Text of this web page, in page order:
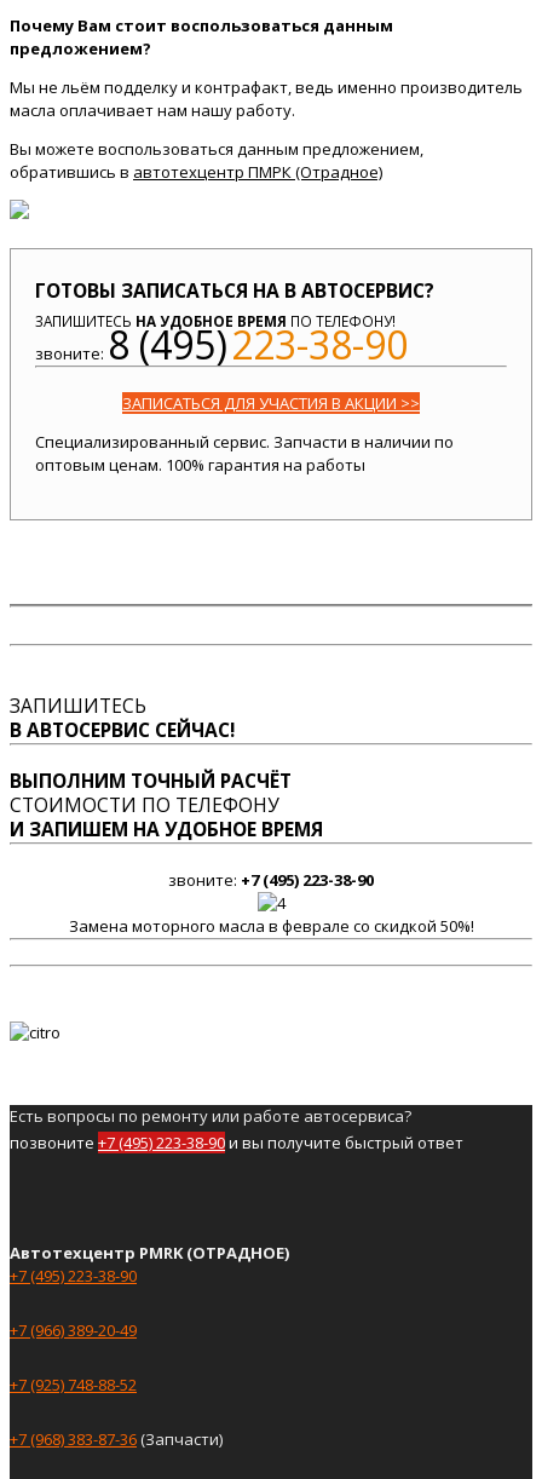
Почему Вам стоит воспользоваться данным
предложением?
Мы не льём подделку и контрафакт, ведь именно производитель
масла оплачивает нам нашу работу.
Вы можете воспользоваться данным предложением,
обратившись в автотехцентр ПМРК (Отрадное)
ГОТОВЫ ЗАПИСАТЬСЯ НА В АВТОСЕРВИС?
ЗАПИШИТЕСЬ НА УДОБНОЕ ВРЕМЯ ПО ТЕЛЕФОНУ!
звоните: 8 (495)223-38-90
ЗАПИСАТЬСЯ ДЛЯ УЧАСТИЯ В АКЦИИ >>
Специализированный сервис. Запчасти в наличии по
оптовым ценам. 100% гарантия на работы
ЗАПИШИТЕСЬ
В АВТОСЕРВИС СЕЙЧАС!
ВЫПОЛНИМ ТОЧНЫЙ РАСЧЁТ
СТОИМОСТИ ПО ТЕЛЕФОНУ
И ЗАПИШЕМ НА УДОБНОЕ ВРЕМЯ
звоните: +7 (495) 223-38-90
Замена моторного масла в феврале со скидкой 50%!
Есть вопросы по ремонту или работе автосервиса?
позвоните +7 (495) 223-38-90и вы получите быстрый ответ
Автотехцентр PMRK (ОТРАДНОЕ)
+7 (495) 223-38-90
+7 (966) 389-20-49
+7 (925) 748-88-52
+7 (968) 383-87-36(Запчасти)